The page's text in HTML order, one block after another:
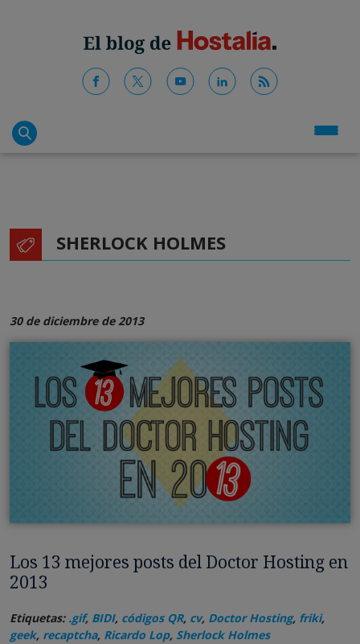
SHERLOCK HOLMES
30 de diciembre de 2013
Los 13 mejores posts del Doctor Hosting en
2013
Etiquetas: .gif, BIDI, códigos QR, cv, Doctor Hosting, friki,
geek, recaptcha, Ricardo Lop, Sherlock Holmes